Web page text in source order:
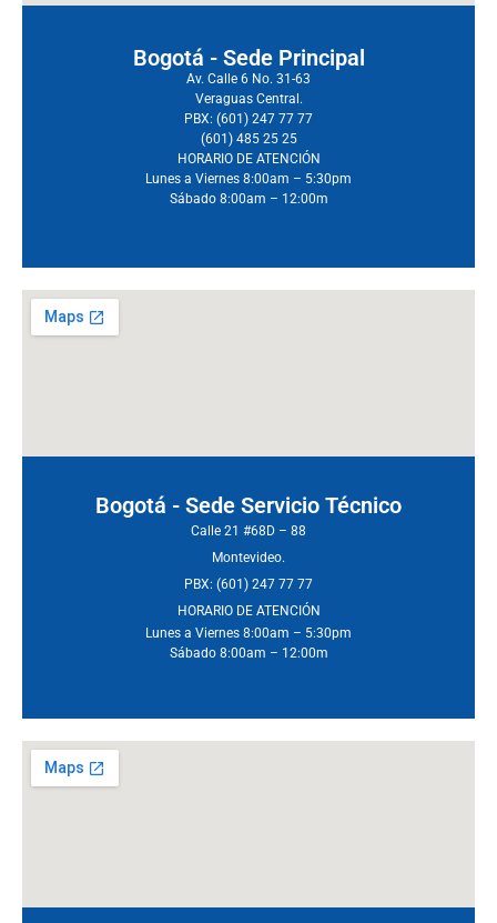
Bogotá - Sede Principal
Av. Calle 6 No. 31-63
Veraguas Central.
PBX: (601) 247 77 77
(601) 485 25 25
HORARIO DE ATENCIÓN
Lunes a Viernes 8:00am – 5:30pm
Sábado 8:00am – 12:00m
Bogotá - Sede Servicio Técnico
Calle 21 #68D – 88
Montevideo.
PBX: (601) 247 77 77
HORARIO DE ATENCIÓN
Lunes a Viernes 8:00am – 5:30pm
Sábado 8:00am – 12:00m